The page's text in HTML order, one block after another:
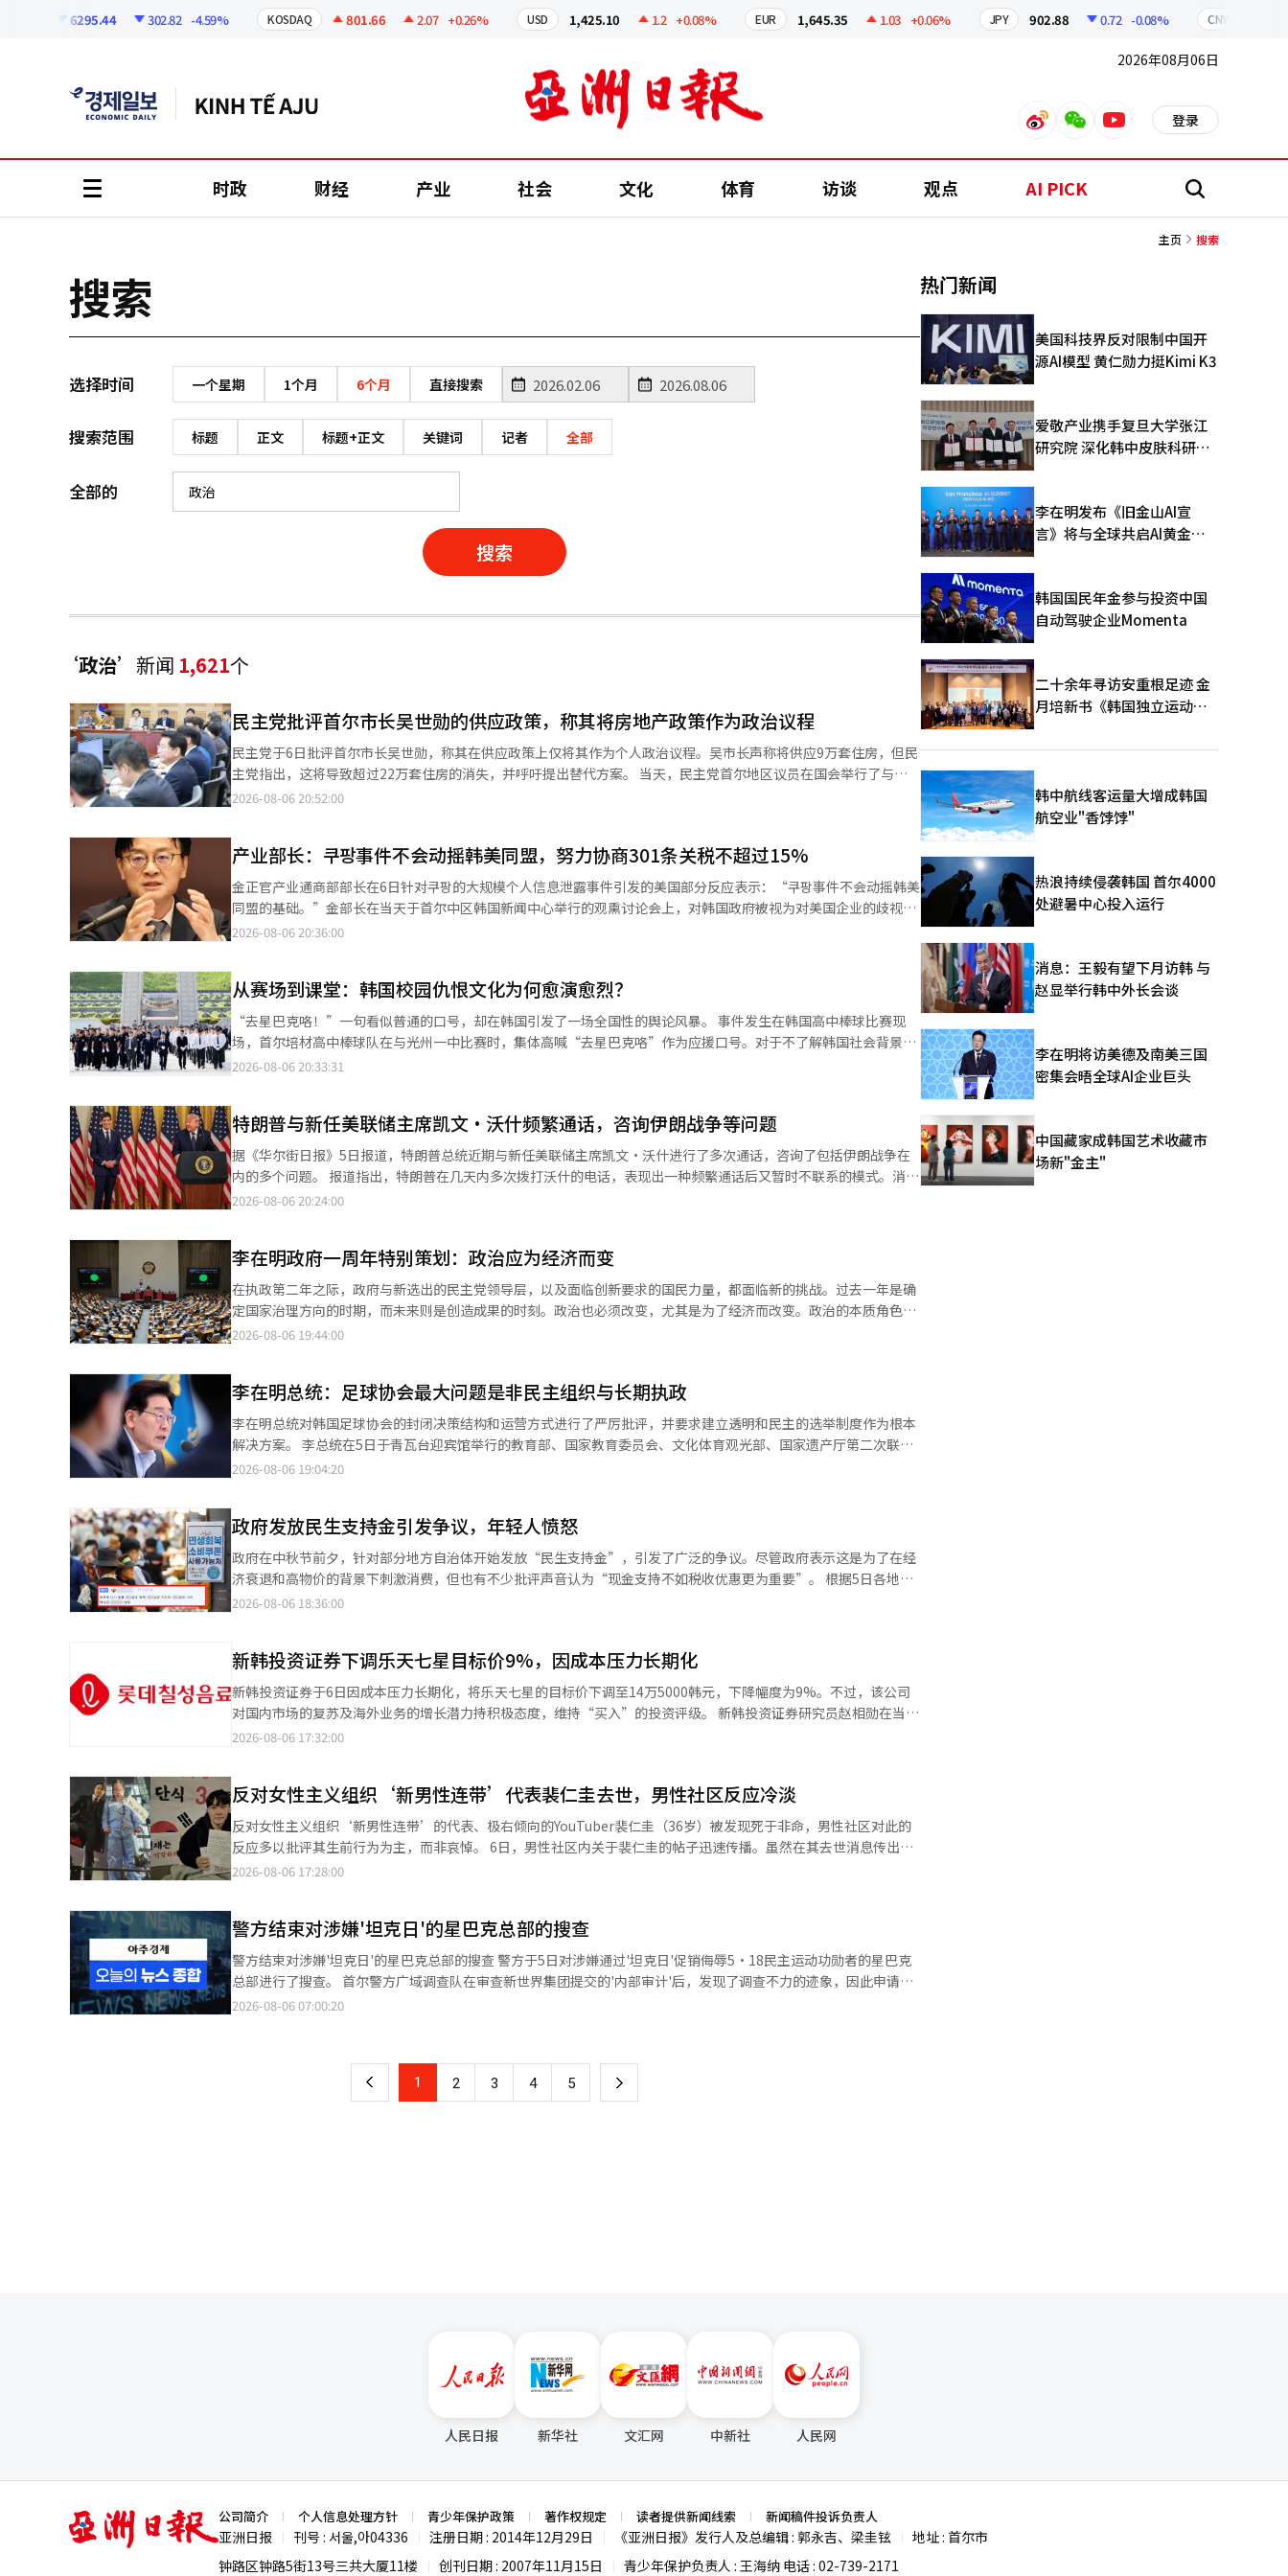
6295.44 302.82 -4.59% KOSDAQ 801.66 2.07 +0.26% USD 1,425.10 1.2 +0.08% EUR 1,645.35 1.03 +0.06% JPY 902.88 0.72 -0.08% CNY
2026年08月06日
weiboweixinyoutube 登录
时政 财经 产业 社会 文化 体育 访谈 观点 AI PICK 搜
主页 搜索
搜索
选择时间 一个星期 1个月 6个月 直接搜索
搜索范围 标题 正文 标题+正文 关键词 记者 全部
全部的
搜索
‘政治’ 新闻 1,621个
民主党批评首尔市长吴世勋的供应政策，称其将房地产政策作为政治议程
民主党于6日批评首尔市长吴世勋，称其在供应政策上仅将其作为个人政治议程。吴市长声称将供应9万套住房，但民
主党指出，这将导致超过22万套住房的消失，并呼吁提出替代方案。 当天，民主党首尔地区议员在国会举行了与首
尔市议会的房地产政策座谈会，继续对吴市长的房地产供应政策进行全面评估。 金英培议员在座谈会结束后对记者表
房地产供应政策作为个人政治议程，实际上并未实现住房供应”。 金南根议员则指出，尽管在5日与青瓦台政策室长
金庸范进行了午餐会晤，但吴市长在房地产供应方面并未表现出积极的合作意愿。 他表示，在与金室长的会晤中，吴
市长并未采取积极的合作举动，称“吴市长忽视了首尔市多样化住房供应的需求，导致供应未能顺利进行。未来政府
在首尔市推进的大规模住房项目，吴市长是否会合作也令人怀疑”。 此外，民主党与首尔市议会决定监测3日发布的
政府房地产税制改革方案对租赁市场的影响。 吴基亨议员表示：“对税制改革方案持观望态度，表示赞同‘公平税
2026-08-06 20:52:00
产业部长：쿠팡事件不会动摇韩美同盟，努力协商301条关税不超过15%
金正官产业通商部部长在6日针对쿠팡的大规模个人信息泄露事件引发的美国部分反应表示：“쿠팡事件不会动摇韩美
同盟的基础。”金部长在当天于首尔中区韩国新闻中心举行的观熏讨论会上，对韩国政府被视为对美国企业的歧视回
应道：“如果韩国政府因为쿠팡是美国企业而给予歧视和不利待遇，怎么可能会以如此快速的速度成长？”他强调，
程序，美国会如何反应？如果这样解释，大多数美国政治家都会理解。”他提到，美国政治界与贸易部门在看待쿠팡
事件时存在温差。他表示：“与美国政治家交谈时，给人一种他们对쿠팡问题反应过度的印象；而商务部和美国贸易
代表处等贸易部门的官员则更好地理解事件的本质。”金部长还指出，美国部分政治家错误地将쿠팡视为减少对韩国
贸易逆差的渠道。他表示：“许多美国政治家认为通过쿠팡进口美国的农产品和畜产品，而韩国消费者则认为쿠팡从
更近的中国进口便宜商品，这样的解释常常让他们感到惊讶。”他补充道：“政府正通过外交部、产业部和驻美大使
他表示：“我们努力确保整体关税不超过15%，韩美贸易部门之间也达成了共识。”美国最近确认了关于强迫劳动生
产产品进口禁令的301条调查结果，并将韩国与日本、瑞士列为优待组。韩国产品的关税将适用301条关税，确保总
关税率不超过12.5%。对于原关税率超过12.5%的商品，不会加收301条关税。然而，若因过剩生产相关的301条调查
结果而加征额外关税，可能会超过去年韩美贸易协议中规定的15%。金部长强调：“我们将尽最大努力确保包括过剩
生产相关措施在内的301条关税维持在最初与美国达成的15%水平。”他指出：“15%并非最终目标，而是确保关税
间。”他理解结果将在8月内公布，但也有可能推迟。 ※ 本报道经人工智能（AI）系统翻译与编辑。
2026-08-06 20:36:00
从赛场到课堂：韩国校园仇恨文化为何愈演愈烈？
“去星巴克咯！”一句看似普通的口号，却在韩国引发了一场全国性的舆论风暴。 事件发生在韩国高中棒球比赛现
场，首尔培材高中棒球队在与光州一中比赛时，集体高喊“去星巴克咯”作为应援口号。对于不了解韩国社会背景的
人来说，或许很难理解这句话为何会引发争议。 这一事件之所以点爆舆论，与韩国星巴克的一场营销争议密切相关。
社会争议至今尚未平息。 在这一背景下，培材高中棒球队将“去星巴克咯”作为比赛应援口号，被不少韩国媒体和教
育界人士认为已经超出了普通玩笑的范畴，赤裸裸地揭开了长期积累的校园“仇恨文化”。 近年来，“鳐鱼（홍
어）”“左派（좌빨）”“支那（짱깨）”等带有地域歧视、政治攻击、性别偏见乃至种族歧视色彩的网络词汇，正
越来越频繁地出现在韩国中小学课堂。 这些词语大多起源于韩国部分极右翼网络社区，具有鲜明的政治和社会语境。
但在校园中，它们却逐渐脱离原有背景，被不少学生当作网络流行语、同学之间的玩笑甚至日常口头禅使用。 以“鳐
原本是韩国全罗道地区具有代表性的传统食品，但自2000年代后期开始，在韩国极右翼网络社区“日刊Best收藏
所”（ILBE）中，“鳐鱼”逐渐演变成针对全罗道居民的侮辱性称呼，借用发酵鳐鱼气味浓烈的特点进行地域羞辱。
韩国法院过去也曾多次认定，在特定语境下使用“鳐鱼”属于侮辱性表达。 值得警惕的是，当这些原本具有强烈攻击
性的词汇进入校园后，它们的政治含义正在被不断淡化，而娱乐属性却不断增强。 不少韩国学生坦言，他们使用这些
词并非出于明确的政治立场，也没有意识到其背后的歧视含义，只是因为“网上都这么说”“玩梗而已”。 也正因如
默和网络文化，逐渐演变为一种日常交流方式。 心理学研究普遍认为，青少年时期正是价值观和社会认知形成的关键
阶段。当带有攻击性的表达长期以“玩梗”“搞笑”“跟风”的形式不断重复时，个体对其中歧视、偏见甚至暴力意
味的敏感度会逐渐下降，最终形成稳定的语言习惯。 对于教师而言，这也是最令人担忧的地方。多位韩国教师表示，
如今连小学低年级学生也开始频繁使用这些网络词汇，而小学阶段形成的语言习惯，很可能一直延续到中学乃至成
年。当学生从未真正理解这些表达为何具有伤害性时，今后即使教师试图纠正，也往往收效有限。 这些仇恨表达究竟
和网络梗，而算法推荐机制又进一步放大了这些内容的传播范围。 对于尚未形成成熟判断能力的未成年人而言，他们
往往难以区分政治讽刺、网络亚文化和恶意攻击之间的界限，而更容易将这些表达视为网络流行文化的一部分进行模
仿和复制。 一项针对教师开展的调查显示，在影响学生使用歧视和仇恨表达的因素中，“网络社区影响”位居首位，
其后依次为同伴影响、媒体传播以及社会环境。这意味着，互联网已经不仅是信息传播平台，更成为青少年语言习惯
和价值观形成的重要场域。 这并非韩国独有的现象。近年来，美国、英国等国家同样发现，TikTok、YouTube、
Meme（网络梗）等形式，以娱乐包装的方式进入青少年的日常生活。 面对这一趋势，韩国教育界普遍认为，学校正
在陷入一种新的治理困境。 不少教师坦言，即便发现学生使用歧视性词汇，也很难开展有效教育。一方面，学生普遍
以“只是开玩笑”“没有恶意”为理由回应；另一方面，涉及历史、政治和社会议题的课堂讨论，又容易引发家长投
诉甚至政治争议，不少教师因此倾向于回避敏感话题。 韩国教师团体公布的调查显示，超过七成教师表示，在面对学
生极端言论时感到“难以有效应对”。这种“知道有问题，却不知道该怎么管”的无力感，令学校在网络文化面前越
历史教育以及媒体素养教育，提高青少年辨别信息、理解公共议题和尊重多元价值的能力。 尽管路径不同，但韩国社
会已经形成一个越来越清晰的共识：校园里的仇恨表达，并不是学校单独能够解决的问题。 近年来，韩国社会长期存
在政治极化、地区矛盾、性别对立以及网络社区情绪化表达不断升级等现象。成年人世界里的对立情绪，正通过互联
网持续向年轻一代扩散。当公共舆论越来越依赖标签化表达和情绪化叙事，青少年也更容易将这种沟通方式带入现实
卷校园。简单封禁某几个词汇，并不能阻止新的网络梗不断出现。真正有效的治理路径，应是提升青少年的媒体素
间的边界。如何在保障表达自由的同时遏制仇恨传播，如何帮助青少年建立独立思考和理性表达能力，将成为韩国教
育乃至整个社会必须面对的一项长期课题。
2026-08-06 20:33:31
特朗普与新任美联储主席凯文·沃什频繁通话，咨询伊朗战争等问题
据《华尔街日报》5日报道，特朗普总统近期与新任美联储主席凯文·沃什进行了多次通话，咨询了包括伊朗战争在
内的多个问题。 报道指出，特朗普在几天内多次拨打沃什的电话，表现出一种频繁通话后又暂时不联系的模式。消息
人士透露，特朗普在通话中询问了伊朗战争及人工智能（AI）快速发展对经济的影响等多项议题。 然而，《华尔街日
街日报》指出，过去几十年中，总统与美联储主席的会面通常是为了避免给人以总统干预货币政策的印象，往往是正
式进行的。 特别是主张降息的特朗普，曾对前美联储主席杰罗姆·鲍威尔提出过大量批评，因此与现任主席沃什的通
话引发了对美联储独立性的担忧。消息人士称，沃什在与特朗普的通话中，常常对当前美国经济持积极看法。他在上
周的一次公开活动中也表示：“美国经济最显著的特点是企业投资的强劲增长。” 另一方面，《华尔街日报》分析认
为，沃什的亲特朗普举动可能意在消除美联储作为特朗普敌对势力的印象。实际上，有消息人士提到，特朗普在电视
成定局，特朗普仍表示他知道沃什在“做正确的事”。同时，他也指出：“他有（美联储）理事会，而那些委员非常
政治化。”目前，鲍威尔仍在美联储理事会任职。 与此同时，负责监督美联储的美国参议院银行委员会的民主党议员
上个月询问沃什，是否会公开与特朗普的接触记录，包括与前主席鲍威尔的接触。沃什表示将遵守法律，但拒绝回答
是否与特朗普通话的问题。他表示：“在我担任美联储主席之前，特朗普总统从未试图对货币政策的执行施加影响，
即使他这样做，我也会默默履行我的职责。”※ 本报道经人工智能（AI）系统翻译与编辑。
2026-08-06 20:24:00
李在明政府一周年特别策划：政治应为经济而变
在执政第二年之际，政府与新选出的民主党领导层，以及面临创新要求的国民力量，都面临新的挑战。过去一年是确
定国家治理方向的时期，而未来则是创造成果的时刻。政治也必须改变，尤其是为了经济而改变。政治的本质角色是
创造一个经济能够稳定增长的环境，而不是让政治引领经济。 韩国经济目前正面临人工智能（AI）产业竞争、供应链
感到疲惫。 企业最害怕的并不是政权更替本身，而是政策的剧烈变化和不可预测的制度。每当政权更替，税制和房地
产政策就会改变，产业支持方向也会动摇，监管政策时常变动，这使得企业难以做出长期投资决策。建设一座半导体
工厂需要数年时间，而人工智能和生物产业则需要十年以上的投资规划。如果政治仍然停留在1至2年的利益之上，国
家竞争力必然会减弱。 作为执政党，民主党肩负着稳定国家治理的责任。在立法过程中，速度固然重要，但通过社会
共识和充分讨论提高政策的完善度更为关键。国民力量也应转变为不仅仅是反对的在野党，而是提出未来愿景的政策
济的必要条件。美国、日本、德国等主要发达国家在产业竞争和国家战略问题上，展现了跨党派的合作。半导体、人
工智能、能源安全、应对低出生率、养老金改革等关乎国家未来的课题，绝不是某一政权单独能解决的。只有当朝野
双方建立起最基本的共识，确保政策的连续性时，企业才能安心投资。 民众对政治的期待也并无二致。他们希望看到
的是解决问题而非极端对立，希望看到的是为未来竞争而非相互指责。政治越是加剧冲突，社会成本就越高，最终这
种负担将由民众和企业承担。政治的品格在于改善民众生活，而非战胜对手。 这次民主党大会与国民力量的创新讨论
续的增长战略，而非谁的声音更大。 在完成一周年特别策划之际，我想再次强调的是，韩国需要增长战略、人工智能
国家战略、国家系统改革和房地产政策的正常化。然而，所有这些课题的实现力量最终来自于政治。政治不应是经济
的主宰，而应成为坚实的基础。只有结束政治对经济的束缚，朝着支持经济的政治迈进，韩国才能真正迈向下一个阶
段的发达国家。
2026-08-06 19:44:00
李在明总统：足球协会最大问题是非民主组织与长期执政
李在明总统对韩国足球协会的封闭决策结构和运营方式进行了严厉批评，并要求建立透明和民主的选举制度作为根本
解决方案。 李总统在5日于青瓦台迎宾馆举行的教育部、国家教育委员会、文化体育观光部、国家遗产厅第二次联合
工作报告会上，与韩国体育会会长柳承敏等讨论体育组织的创新方案时表示。 在此次工作报告中，李总统提到围绕足
期执政。” 李总统还提及了体育界整体的选举和运营制度。他表示：“我也曾间接或直接体验过体育组织，选举过程
非常激烈。”他补充道：“尤其是与政治有很大关联，受到政治影响，政治意图介入，利益关系也存在，似乎有既得
利益的情况，比如说派系很多。” 他强调：“要根本解决这个问题，民主的构成是最重要的。” 关于会长选举，李
总统提出通过扩大选民规模来确保公正性。他强调，像韩国体育会目前拥有9万2000多名选民一样，各个项目的组织
也应大幅增加投票权者。 李总统表示：“应尽量扩大范围，让选民直接投票。如果选民范围太窄，那就没有意
议将足球协会选民人数从原来的300人左右增加到最多2万人，并利用电子投票系统的内容，李总统询问柳会长：“前
不久足球协会似乎在争论是否进行直接选举，如果要遵循韩国体育会的规定，当然应该进行直接选举，为什么会有争
议？” 对此，柳会长解释道：“因为我们还没有修改会员项目组织的规定。”他补充说：“由于韩国足球协会会长已
经辞职，需要进行补选，因此出现了一些混乱。各个协会的人数差异很大，有的小协会人数非常少，有的大协会人数
较多，因此在某种程度上需要留有自主权。” 李总统对未来体育协会新执行委员会的组成和运营指导方针表示：“民
本报道经人工智能（AI）系统翻译与编辑。
2026-08-06 19:04:20
政府发放民生支持金引发争议，年轻人愤怒
政府在中秋节前夕，针对部分地方自治体开始发放“民生支持金”，引发了广泛的争议。尽管政府表示这是为了在经
济衰退和高物价的背景下刺激消费，但也有不少批评声音认为“现金支持不如税收优惠更为重要”。 根据5日各地方
自治体的消息，为了在节日来临之际活跃地方经济并稳定居民生活，部分地区正在推行以地方货币或预付卡形式发放
发放30万韩元的支持金。相对而言，江原道江陵市的民生支持金提案在市议会被否决，导致发放计划流产。 政府和
地方自治体解释称，此举是为了应对高物价和经济衰退，刺激消费并活跃地方经济。大部分支持金以地方货币或预付
卡的形式发放，旨在引导地方消费。 然而，在网络上，针对现金支持政策的批评声音也不少。 尤其是在政府近期推
动减少信用卡所得扣除和公共交通所得扣除等各类税收优惠的背景下，反复发放支持金的政策方向引发了质疑。一位
网友指出：“三星电子和海力士所在的京畿道也在紧缩开支，为什么还有这么多支持金，比如疫情支持金、高油价支
到底是为什么？”、“难道是哪里发现了油田？”、“发50万却可能取消500万的税收优惠”、“经济真是糟糕透
了，生病了却不能得到有效治疗，只能不断投药”、“难道是把一切都推给未来世代？”、“又要发钱了？”等反
应。 在不同政治倾向的在线社区中，也出现了类似的质疑声音。 在一个倾向于进步的社区中，有人提出：“年终结
算的扣除要大幅减少，为什么还要发放这么多支持金？”、“并不是像疫情期间那样的国家危机，为什么还要不断发
钱？”、“难道只要发钱就能解决一切吗？”、“用人民的血汗钱天天开派对吗？”、“为什么感觉和人民在较
示：“我最近没钱，但有钱就会发放支持金”、“与其让上层XXX挪用，不如分给人民好得多”、“希望我们地区也
能发放支持金”、“我们地区加油，我很困难”、“看起来只是忙着骂人”、“说要发放时，最终还是会申请的，骂
人也太多了”等反应。 与此同时，一些网友指出，支持金的发放与特定政党并不一定一致，并整理了实际案例。一位
网友表示：“庆南义城郡是无党籍郡守，忠北永同郡是国民力量郡守，全北完州市是民主党郡守，但都发放支持
金”，并指出“地方自治体的财政状况和政策判断共同作用，因此仅用政党来解释是困难的”。 不过，围绕现金支持
2026-08-06 18:36:00
新韩投资证券下调乐天七星目标价9%，因成本压力长期化
新韩投资证券于6日因成本压力长期化，将乐天七星的目标价下调至14万5000韩元，下降幅度为9%。不过，该公司
对国内市场的复苏及海外业务的增长潜力持积极态度，维持“买入”的投资评级。 新韩投资证券研究员赵相勋在当天
的报告中表示：“估值为12个月前瞻市盈率11倍，具有吸引力，但由于国内增长率放缓，海外增长将决定中长期的估
不佳的海外营业利润通过零基预算制度（ZBB）的经验已进入稳定阶段。” 然而，公司的业绩未能达到市场预期。赵
研究员表示：“今年第二季度的销售额和营业利润分别为1兆1129亿韩元和558亿韩元，均低于市场共识11%。”他
认为，国内外均面临不利的营业环境，原材料成本（如韩元贬值、包装材料等）加重。 他指出：“独立饮料因零糖碳
酸饮料的增长（+8%）连续两个季度实现销售增长（+1.7%），但由于地缘政治风险引发的原材料成本压力，营业利
润下降了13.2%。”他认为，7月实施的价格上涨（平均5.3%）将使下半年的成本压力在一定程度上得到缓解。※ 本
2026-08-06 17:32:00
反对女性主义组织‘新男性连带’代表裴仁圭去世，男性社区反应冷淡
反对女性主义组织‘新男性连带’的代表、极右倾向的YouTuber裴仁圭（36岁）被发现死于非命，男性社区对此的
反应多以批评其生前行为为主，而非哀悼。 6日，男性社区内关于裴仁圭的帖子迅速传播。虽然在其去世消息传出
后，哀悼与批评的声音交织，但部分男性社区反而开始指责其生前的行为。 尤其是网友们提到裴仁圭曾在▲世越号沉
反而总是给男性带来麻烦。”另一位网友则评价：“他并没有真正代表男性权益，反而只是在加剧冲突。” 另一方
面，也有部分人表示：“虽然生前的行为值得批评，但作为一个人，还是感到遗憾。希望他能安息。” 此外，网上还
出现了“无论是极右还是极左，走向极端最终都是相似的”，“我从未觉得他代表男性”等截然不同的反应。 此前，
警方表示，裴仁圭于5日上午8时左右在仁川永宗岛的一处公寓小区被发现倒地。接到报警后，119急救人员赶到现场
确认其已死亡。 警方在其住所内未发现外部入侵或争吵的痕迹，并根据窗户打开的情况推测其为坠落，目前正在调查
支持弹劾集会上抢夺并损坏支持者的标语，被处以10万元罚款，并于同年因在仁川的一家旅馆吸食冰毒而接受调查。
当时，国立科学调查研究院的精密检测确认其对毒品呈阳性反应，裴仁圭也承认了相关指控。此案随后以不拘留的状
2026-08-06 17:28:00
警方结束对涉嫌'坦克日'的星巴克总部的搜查
警方结束对涉嫌'坦克日'的星巴克总部的搜查 警方于5日对涉嫌通过'坦克日'促销侮辱5·18民主运动功勋者的星巴克
总部进行了搜查。 首尔警方广域调查队在审查新世界集团提交的'内部审计'后，发现了调查不力的迹象，因此申请了
搜查令并展开调查。 首尔警方广域调查队公共犯罪调查大队于当天上午8时50分至下午6时24分，派出约40名调查人
的选票不足事件的真相。 民主党表示：“根据《第9届全国同时地方选举选票不足事件等侵犯公民参政权调查特别检
察官任命法》第4条，推荐了特别检察官候选人国民推荐委员会的三名委员。” 当天，民主党推荐的特别检察官候选
人包括：△赵斗炫律师 △赵基妍律师 △河相应西江大学政治外交学副教授。 赵斗炫律师曾在春川地方检察厅任职，
2026-08-06 07:00:20
上 1 2 3 4 5 下
热门新闻
美国科技界反对限制中国开
源AI模型 黄仁勋力挺Kimi K3
爱敬产业携手复旦大学张江
研究院 深化韩中皮肤科研合
李在明发布《旧金山AI宣
言》将与全球共启AI黄金时
韩国国民年金参与投资中国
自动驾驶企业Momenta
二十余年寻访安重根足迹 金
月培新书《韩国独立运动圣
版
韩中航线客运量大增成韩国
航空业"香饽饽"
热浪持续侵袭韩国 首尔4000
处避暑中心投入运行
消息：王毅有望下月访韩 与
赵显举行韩中外长会谈
李在明将访美德及南美三国
密集会晤全球AI企业巨头
中国藏家成韩国艺术收藏市
场新"金主"
人民日报 新华社 文汇网 中新社 人民网
亚
洲
日
公司简介 个人信息处理方针 青少年保护政策 著作权规定 读者提供新闻线索 新闻稿件投诉负责人
亚洲日报 刊号 : 서울,아04336 注册日期 : 2014年12月29日 《亚洲日报》发行人及总编辑 : 郭永吉、梁圭铉
地址 : 首尔市
钟路区钟路5街13号三共大厦11楼
创刊日期 : 2007年11月15日 青少年保护负责人 : 王海纳 电话 : 02-739-2171